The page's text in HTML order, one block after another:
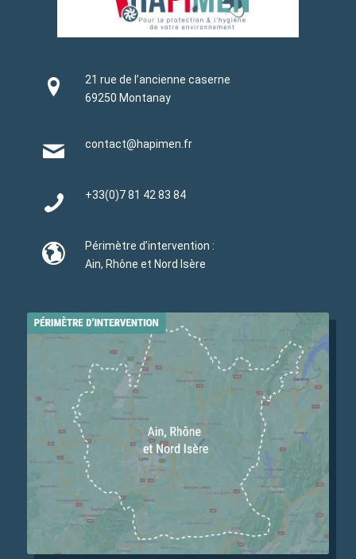
21 rue de l’ancienne caserne
69250 Montanay
contact@hapimen.fr
+33(0)7 81 42 83 84
Périmètre d’intervention :
Ain, Rhône et Nord Isère